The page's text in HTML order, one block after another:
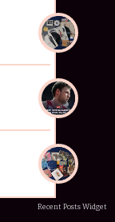
Recent Posts Widget